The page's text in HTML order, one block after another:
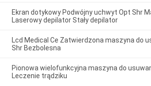
Ekran dotykowy Podwójny uchwyt Opt Shr
Laserowy depilator Stały depilator
Lcd Medical Ce Zatwierdzona maszyna do
Shr Bezbolesna
Pionowa wielofunkcyjna maszyna do
Leczenie trądziku